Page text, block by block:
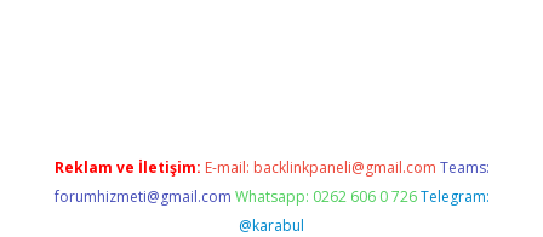
Reklam ve İletişim: E-mail: backlinkpaneli@gmail.com Teams:
forumhizmeti@gmail.com Whatsapp: 0262 606 0 726 Telegram:
@karabul